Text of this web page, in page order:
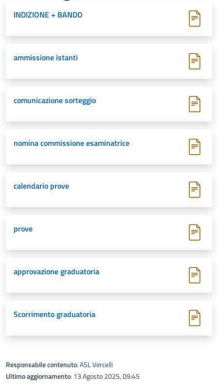
INDIZIONE + BANDO
ammissione istanti
comunicazione sorteggio
nomina commissione esaminatrice
calendario prove
prove
approvazione graduatoria
Scorrimento graduatoria
Responsabile contenuto: ASL Vercelli
Ultimo aggiornamento: 13 Agosto 2025, 09:45